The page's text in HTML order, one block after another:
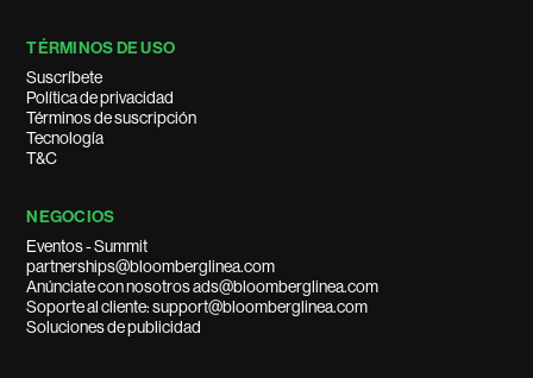
TÉRMINOS DE USO
Suscríbete
Política de privacidad
Términos de suscripción
Tecnología
T&C
NEGOCIOS
Eventos - Summit
partnerships@bloomberglinea.com
Anúnciate con nosotros ads@bloomberglinea.com
Soporte al cliente: support@bloomberglinea.com
Soluciones de publicidad